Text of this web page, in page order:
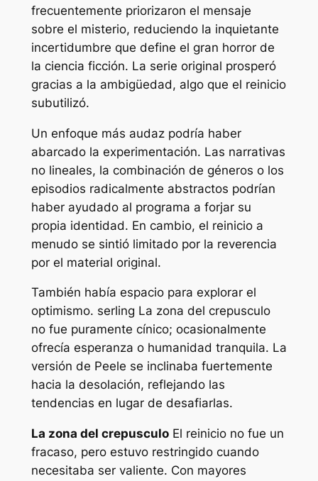
frecuentemente priorizaron el mensaje
sobre el misterio, reduciendo la inquietante
incertidumbre que define el gran horror de
la ciencia ficción. La serie original prosperó
gracias a la ambigüedad, algo que el reinicio
subutilizó.
Un enfoque más audaz podría haber
abarcado la experimentación. Las narrativas
no lineales, la combinación de géneros o los
episodios radicalmente abstractos podrían
haber ayudado al programa a forjar su
propia identidad. En cambio, el reinicio a
menudo se sintió limitado por la reverencia
por el material original.
También había espacio para explorar el
optimismo. serling La zona del crepusculo
no fue puramente cínico; ocasionalmente
ofrecía esperanza o humanidad tranquila. La
versión de Peele se inclinaba fuertemente
hacia la desolación, reflejando las
tendencias en lugar de desafiarlas.
La zona del crepusculoEl reinicio no fue un
fracaso, pero estuvo restringido cuando
necesitaba ser valiente. Con mayores